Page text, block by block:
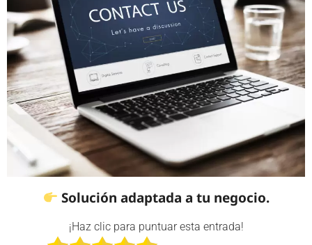
Solución adaptada a tu negocio.
¡Haz clic para puntuar esta entrada!